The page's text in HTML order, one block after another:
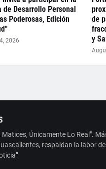
de Desarrollo Personal
Poderosas, Edición
2026
de
y
Únicamente Lo Real".
respaldan la labor